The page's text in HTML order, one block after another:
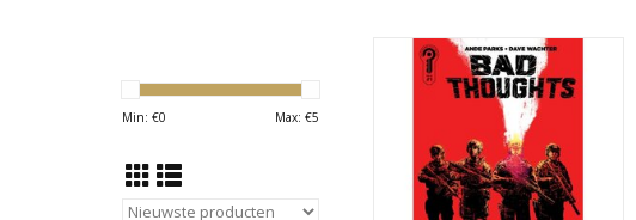
Min: €0 Max: €5
Ignition Press Bad Thoughts #1
TOEVOEGEN AAN WINKELWAGEN